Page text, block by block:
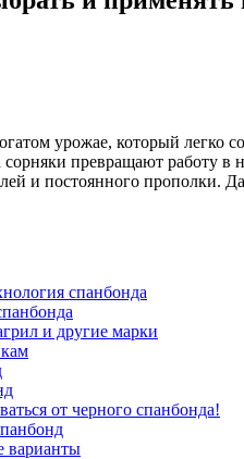
урожае, который легко
сорняки превращают работу
и постоянного прополки.
спанбонда
и другие марки
от черного спанбонда!
варианты